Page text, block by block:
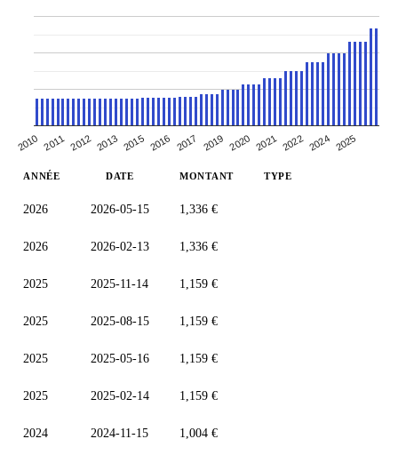
2010 2011 2012 2013 2015 2016 2017 2019 2020 2021 2022 2024 2025
ANNÉE DATE MONTANT TYPE
2026 2026-05-15 1,336 €
2026 2026-02-13 1,336 €
2025 2025-11-14 1,159 €
2025 2025-08-15 1,159 €
2025 2025-05-16 1,159 €
2025 2025-02-14 1,159 €
2024 2024-11-15 1,004 €